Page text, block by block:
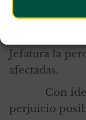
mes de
cualificación
Jefatura la
afectadas.
Con idea
perjuicio